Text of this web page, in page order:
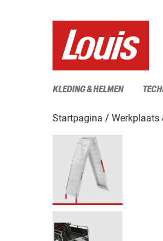
KLEDING & HELMEN
Startpagina Werkplaats